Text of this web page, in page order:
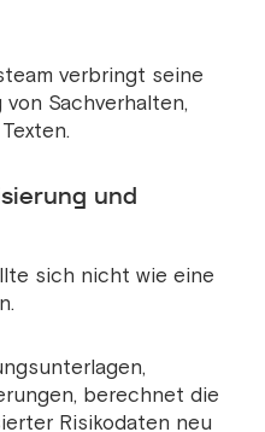
verbringt seine
Sachverhalten,
und
sich nicht wie eine
berechnet die
Risikodaten neu